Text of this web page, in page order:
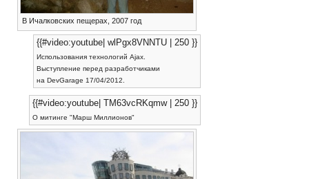
В Ичалковских пещерах, 2007 год
{{#video:youtube| wlPgx8VNNTU | 250 }}
Использования технологий Ajax.
Выступление перед разработчиками
на DevGarage 17/04/2012.
{{#video:youtube| TM63vcRKqmw | 250 }}
О митинге "Марш Миллионов"